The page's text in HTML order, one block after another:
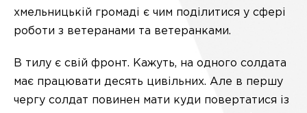
хмельницькій громаді є чим поділитися у сфері
роботи з ветеранами та ветеранками.
В тилу є свій фронт. Кажуть, на одного солдата
має працювати десять цивільних. Але в першу
чергу солдат повинен мати куди повертатися із